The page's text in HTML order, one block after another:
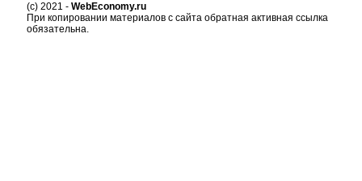
(c) 2021 - WebEconomy.ru
При копировании материалов с сайта обратная активная ссылка
обязательна.